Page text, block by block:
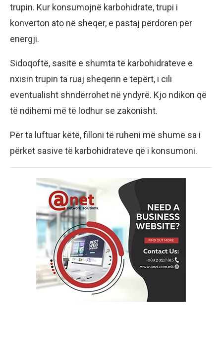
trupin. Kur konsumojnë karbohidrate, trupi i
konverton ato në sheqer, e pastaj përdoren për
energji.
Sidoqoftë, sasitë e shumta të karbohidrateve e
nxisin trupin ta ruaj sheqerin e tepërt, i cili
eventualisht shndërrohet në yndyrë. Kjo ndikon që
të ndihemi më të lodhur se zakonisht.
Për ta luftuar këtë, filloni të ruheni më shumë sa i
përket sasive të karbohidrateve që i konsumoni.